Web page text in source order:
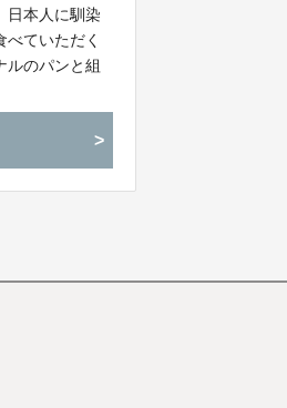
日本人に馴染
ていただく
ルのパンと組
さい！（ご注
売致しま